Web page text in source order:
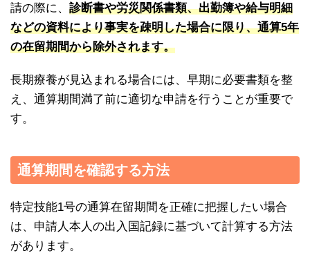
請の際に、 診断書や労災関係書類、出勤簿や給与明細
などの資料により事実を疎明した場合に限り、通算5年
の在留期間から除外されます。
長期療養が見込まれる場合には、早期に必要書類を整
え、通算期間満了前に適切な申請を行うことが重要で
す。
通算期間を確認する方法
特定技能1号の通算在留期間を正確に把握したい場合
は、申請人本人の出入国記録に基づいて計算する方法
があります。